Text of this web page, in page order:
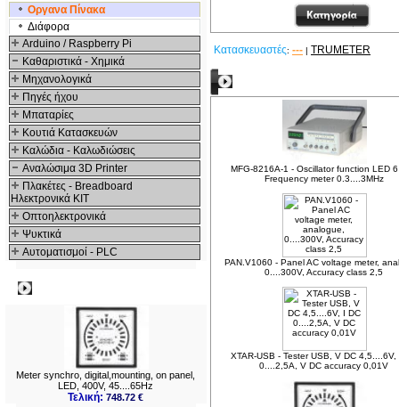
Οργανα Πίνακα
Διάφορα
Arduino / Raspberry Pi
Καθαριστικά - Χημικά
Μηχανολογικά
Πηγές ήχου
Μπαταρίες
Κουτιά Κατασκευών
Καλώδια - Καλωδιώσεις
Αναλώσιμα 3D Printer
Πλακέτες - Breadboard
Ηλεκτρονικά ΚΙΤ
Οπτοηλεκτρονικά
Ψυκτικά
Αυτοματισμοί - PLC
Meter synchro, digital,mounting, on panel,
LED, 400V, 45....65Hz
Τελική:748.72 €
Κατασκευαστές: --- | TRUMETER
MFG-8216A-1 - Oscillator function LED
Frequency meter 0.3....3MHz
PAN.V1060 - Panel AC voltage meter,
0....300V, Accuracy class 2,5
XTAR-USB - Tester USB, V DC 4,5....6V,
0....2,5A, V DC accuracy 0,01V